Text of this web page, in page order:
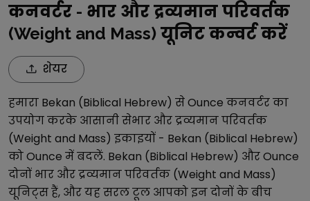
कनवर्टर - भार और द्रव्यमान परिवर्तक
(Weight and Mass) यूनिट कन्वर्ट करें
शेयर
हमारा Bekan (Biblical Hebrew) सेOunce कनवर्टर का
उपयोग करके आसानी सेभार और द्रव्यमान परिवर्तक
(Weight and Mass) इकाइयों - Bekan (Biblical Hebrew)
कोOunce में बदलें. Bekan (Biblical Hebrew) औरOunce
दोनों भार और द्रव्यमान परिवर्तक (Weight and Mass)
यूनिट्स हैं, और यह सरल टूल आपको इन दोनों के बीच